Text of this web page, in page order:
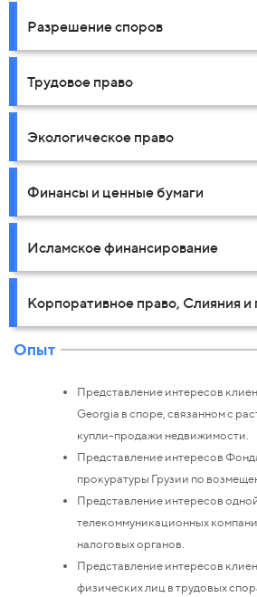
Разрешение споров
Трудовое право
Экологическое право
Финансы и ценные бумаги
Исламское финансирование
Корпоративное право, Слияния
Опыт
Представление интересов
Georgia в споре, связанном с
купли-продажи недвижимости.
Представление интересов
прокуратуры Грузии по
Представление интересов
телекоммуникационных
налоговых органов.
Представление интересов
физических лиц в трудовых